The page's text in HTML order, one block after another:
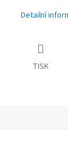
Detailní
TISK